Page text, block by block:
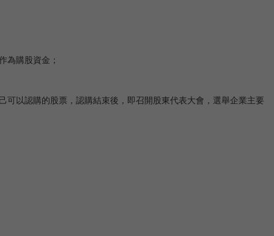
為購股資金；
可以認購的股票，認購結束後，即召開股東代表大會，選舉企業主要